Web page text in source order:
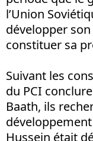
l’Union
développer
constituer sa
Suivant les
du PCI
Baath, ils
Hussein était